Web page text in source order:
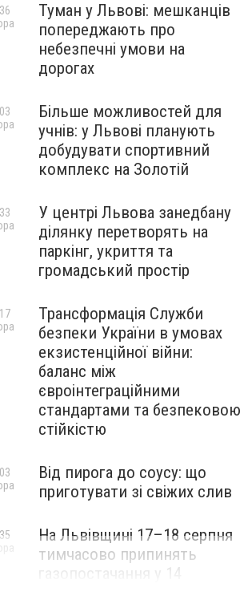
Туман у Львові: мешканців
попереджають про
небезпечні умови на
дорогах
Більше можливостей для
учнів: у Львові планують
добудувати спортивний
комплекс на Золотій
У центрі Львова занедбану
ділянку перетворять на
паркінг, укриття та
громадський простір
Трансформація Служби
безпеки України в умовах
екзистенційної війни:
баланс між
євроінтеграційними
стандартами та безпековою
стійкістю
Від пирога до соусу: що
приготувати зі свіжих слив
На Львівщині 17–18 серпня
тимчасово припинять
газопостачання у 14